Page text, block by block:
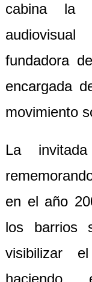
cabina la
fundadora
encargada
movimiento
La
en el año
los barrios
visibilizar